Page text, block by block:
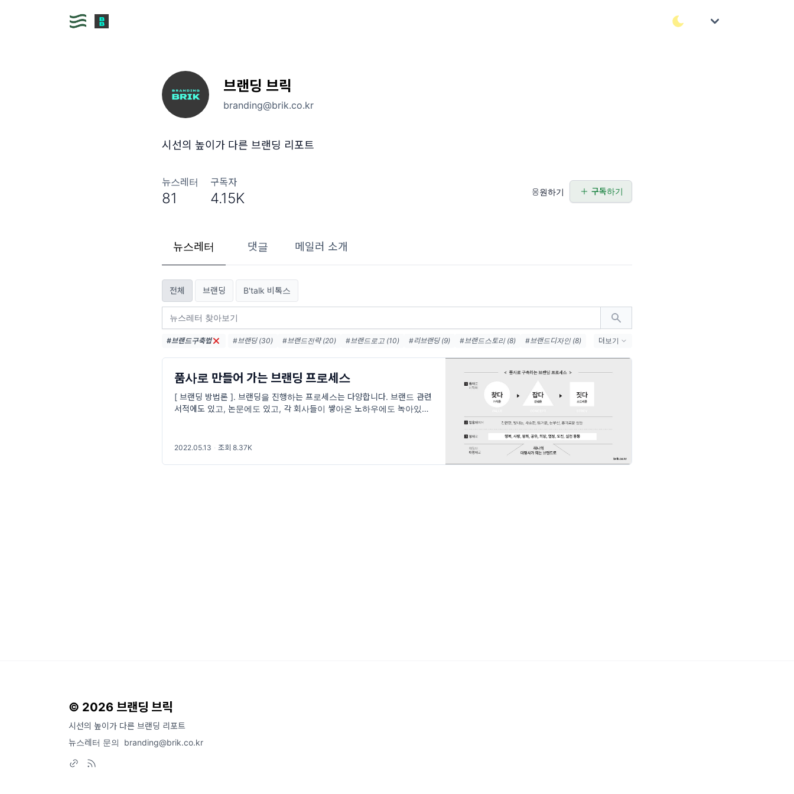
브랜딩 브릭
branding@brik.co.kr
시선의 높이가 다른 브랜딩 리포트
뉴스레터
81
구독자
4.15K 응원하기 구독하기
뉴스레터 댓글 메일러 소개
전체 브랜딩 B'talk 비톡스
#브랜드구축법 #브랜딩 (30) #브랜드전략 (20) #브랜드로고 (10) #리브랜딩 (9) #브랜드스토리 (8)
#브랜드디자인 (8)
더보기
품사로 만들어 가는 브랜딩 프로세스
[ 브랜딩 방법론 ]. 브랜딩을 진행하는 프로세스는 다양합니다. 브랜드 관련
서적에도 있고, 논문에도 있고, 각 회사들이 쌓아온 노하우에도 녹아있습니
2022.05.13 · 조회 8.37K
© 2026 브랜딩 브릭
시선의 높이가 다른 브랜딩 리포트
뉴스레터 문의
branding@brik.co.kr